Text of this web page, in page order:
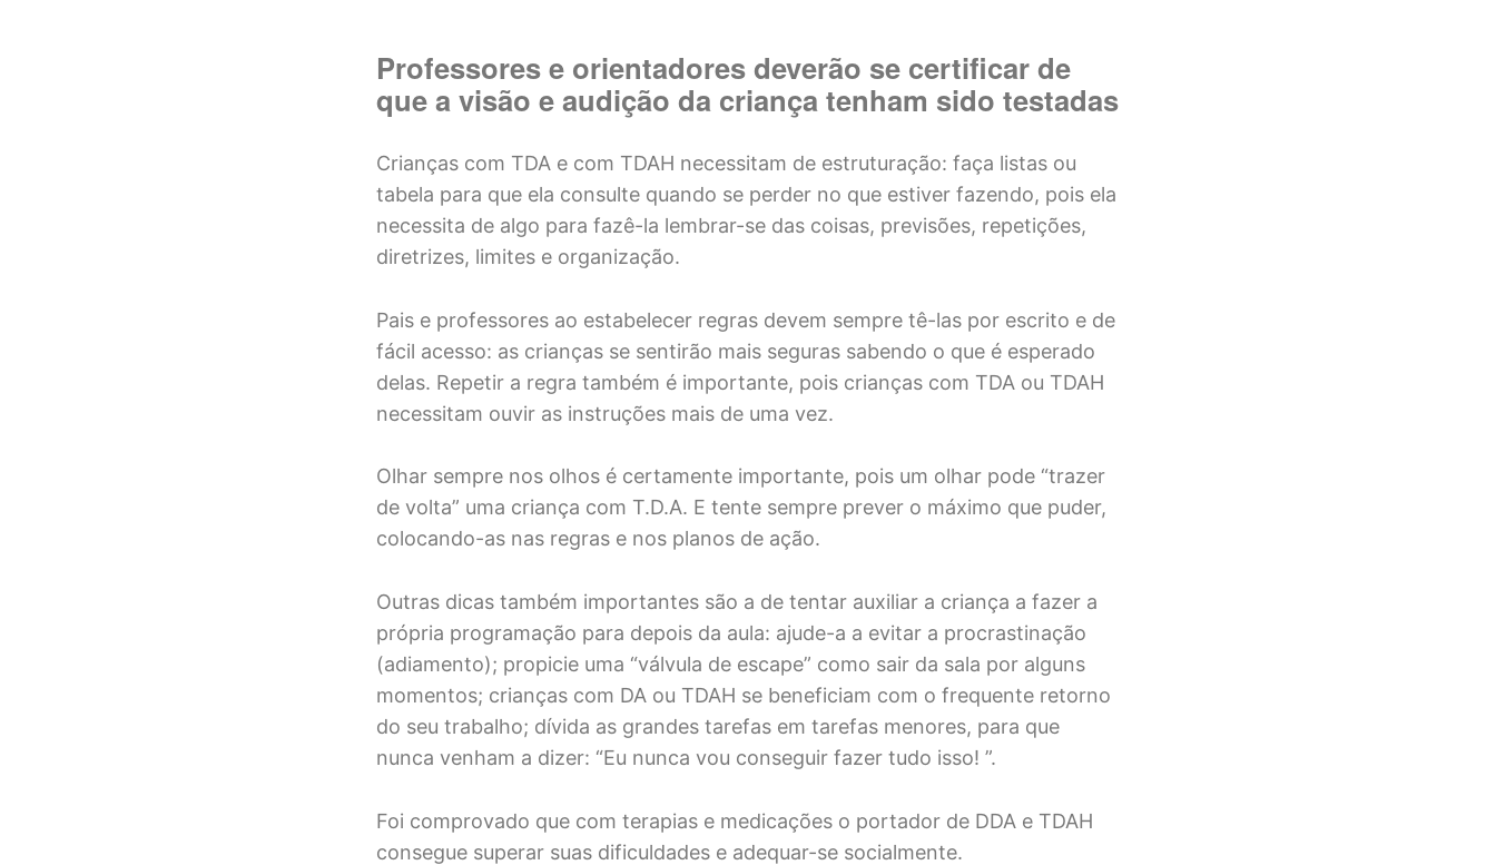
Professores e orientadores deverão se certificar de
que a visão e audição da criança tenham sido testadas
Crianças com TDA e com TDAH necessitam de estruturação: faça listas ou
tabela para que ela consulte quando se perder no que estiver fazendo, pois ela
necessita de algo para fazê-la lembrar-se das coisas, previsões, repetições,
diretrizes, limites e organização.
Pais e professores ao estabelecer regras devem sempre tê-las por escrito e de
fácil acesso: as crianças se sentirão mais seguras sabendo o que é esperado
delas. Repetir a regra também é importante, pois crianças com TDA ou TDAH
necessitam ouvir as instruções mais de uma vez.
Olhar sempre nos olhos é certamente importante, pois um olhar pode “trazer
de volta” uma criança com T.D.A. E tente sempre prever o máximo que puder,
colocando-as nas regras e nos planos de ação.
Outras dicas também importantes são a de tentar auxiliar a criança a fazer a
própria programação para depois da aula: ajude-a a evitar a procrastinação
(adiamento); propicie uma “válvula de escape” como sair da sala por alguns
momentos; crianças com DA ou TDAH se beneficiam com o frequente retorno
do seu trabalho; dívida as grandes tarefas em tarefas menores, para que
nunca venham a dizer: “Eu nunca vou conseguir fazer tudo isso! ”.
Foi comprovado que com terapias e medicações o portador de DDA e TDAH
consegue superar suas dificuldades e adequar-se socialmente.